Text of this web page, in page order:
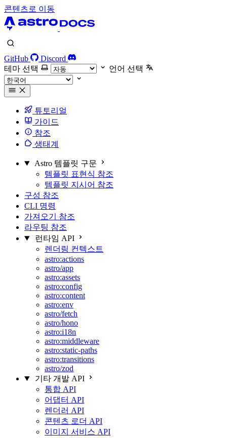
콘텐츠로 이동
GitHub
Discord
테마 선택
언어 선택
튜토리얼
가이드
참조
생태계
Astro 템플릿 구문
템플릿 표현식 참조
템플릿 지시어 참조
구성 참조
CLI 명령
가져오기 참조
라우팅 참조
런타임 API
렌더링 컨텍스트
astro:actions
astro/app
astro:assets
astro:config
astro:content
astro:env
astro/fetch
astro/hono
astro:i18n
astro:middleware
astro:static-paths
astro:transitions
astro/zod
기타 개발 API
통합 API
어댑터 API
렌더러 API
콘텐츠 로더 API
이미지 서비스 API